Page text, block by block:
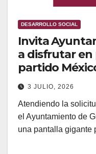
DESARROLLO SOCIAL
Invita
a disfrutar
partido
3 JULIO, 2026
Atendiendo la
el Ayuntamiento de
una pantalla